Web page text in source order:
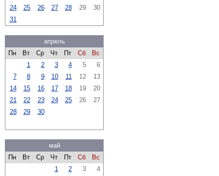
24
25 26 27 28 29
30
31
апрель
Пн
Вт Ср Чт Пт Сб
Вс
1
2 3 4 5
6
7
8 9 10 11 12
13
14
15 16 17 18 19
20
21
22 23 24 25 26
27
28
29 30
май
Пн
Вт Ср Чт Пт Сб
Вс
1
2 3
4